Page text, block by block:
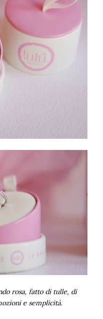
rosa, fatto di tulle, di
e semplicità.